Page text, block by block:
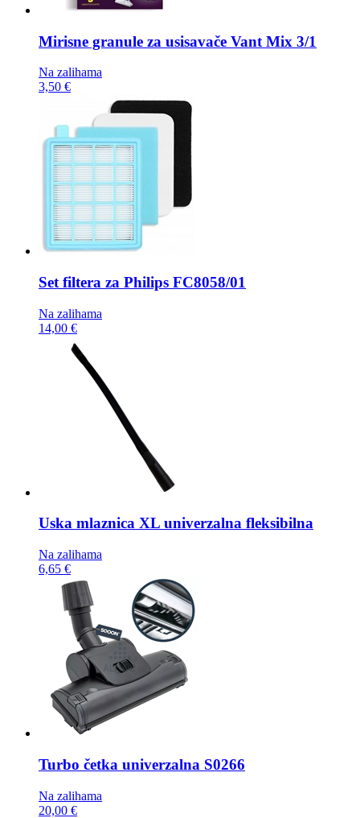
Mirisne granule za usisavače Vant Mix 3/1
Na zalihama
3,50 €
Set filtera za Philips FC8058/01
Na zalihama
14,00 €
Uska mlaznica XL univerzalna fleksibilna
Na zalihama
6,65 €
Turbo četka univerzalna S0266
Na zalihama
20,00 €